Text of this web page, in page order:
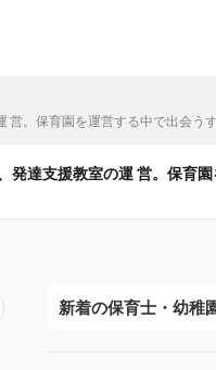
。保育園を運営する中で出会
達支援教室の運 営。保育
新着の保育士・幼稚